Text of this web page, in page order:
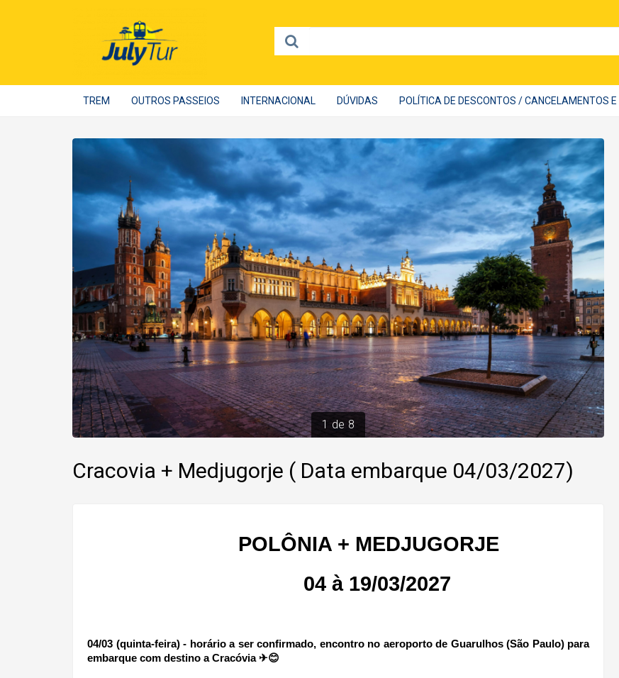
CPF
E-mail
TREM OUTROS PASSEIOS INTERNACIONAL DÚVIDAS POLÍTICA DE DESCONTOS / CANCELAMENTOS
1 de 8
Cracovia + Medjugorje ( Data embarque 04/03/2027)
POLÔNIA + MEDJUGORJE
04 à 19/03/2027
04/03 (quinta-feira) - horário a ser confirmado, encontro no aeroporto de Guarulhos (São Paulo) para
embarque com destino a Cracóvia ✈😊